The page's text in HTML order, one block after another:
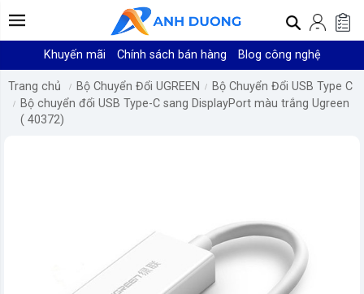
Khuyến mãi Chính sách bán hàng Blog công nghệ
Trang chủ Bộ Chuyển Đổi UGREEN
Bộ Chuyển Đổi USB Type C
Bộ chuyển đổi USB Type-C sang DisplayPort màu trắng Ugreen
( 40372)